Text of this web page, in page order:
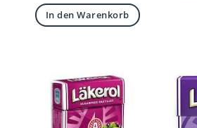
In den Warenkorb